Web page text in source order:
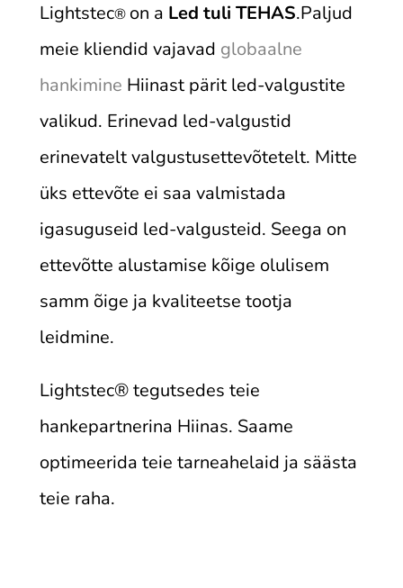
Lightstec® on a Led tuli TEHAS.Paljud
meie kliendid vajavad globaalne
hankimine Hiinast pärit led-valgustite
valikud. Erinevad led-valgustid
erinevatelt valgustusettevõtetelt. Mitte
üks ettevõte ei saa valmistada
igasuguseid led-valgusteid. Seega on
ettevõtte alustamise kõige olulisem
samm õige ja kvaliteetse tootja
leidmine.
Lightstec®tegutsedes teie
hankepartnerina Hiinas. Saame
optimeerida teie tarneahelaid ja säästa
teie raha.